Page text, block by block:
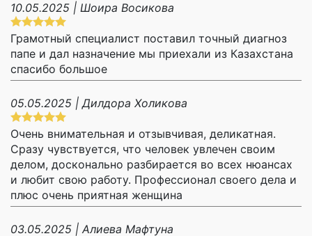
10.05.2025 | Шоира Восикова
Грамотный специалист поставил точный диагноз
папе и дал назначение мы приехали из Казахстана
спасибо большое
05.05.2025 | Дилдора Холикова
Очень внимательная и отзывчивая, деликатная.
Сразу чувствуется, что человек увлечен своим
делом, досконально разбирается во всех нюансах
и любит свою работу. Профессионал своего дела и
плюс очень приятная женщина
03.05.2025 | Алиева Мафтуна